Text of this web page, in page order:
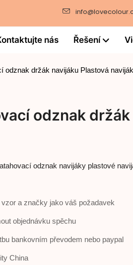
nás Řešení
odznak držák navijáku Plastová
odznak
odznak navijáky plastové
a značky jako váš požadavek
objednávku spěchu
bankovním převodem nebo paypal
China